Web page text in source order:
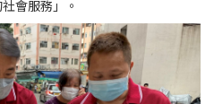
會服務」。